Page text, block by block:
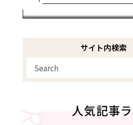
サイト内検索
人気記事